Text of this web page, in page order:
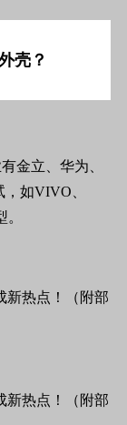
壳？
金立、华为、
如VIVO、